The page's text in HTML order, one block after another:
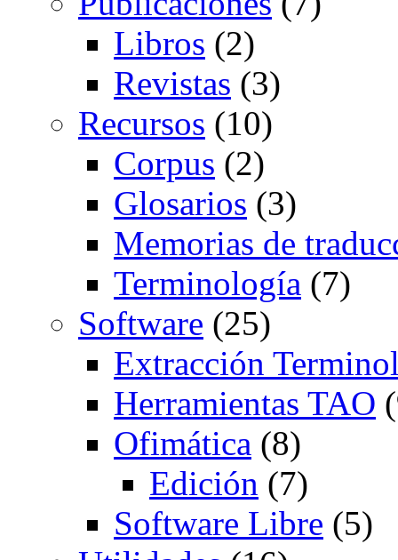
Libros (2)
Revistas (3)
Recursos (10)
Corpus (2)
Glosarios (3)
Memorias de
Terminología (7)
Software (25)
Extracción
Herramientas TAO
Ofimática (8)
Edición (7)
Software Libre (5)